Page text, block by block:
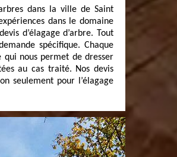
dans la ville de Saint
dans le domaine
d’élagage d’arbre. Tout
spécifique. Chaque
nous permet de dresser
au cas traité. Nos devis
seulement pour l’élagage